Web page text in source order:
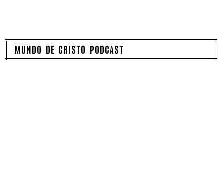
MUNDO DE CRISTO PODCAST